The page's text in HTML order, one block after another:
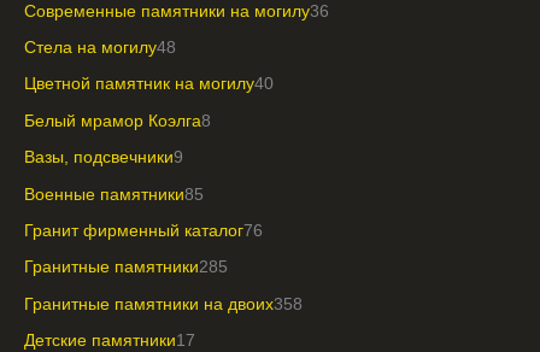
Современные памятники на могилу36
Стела на могилу48
Цветной памятник на могилу40
Белый мрамор Коэлга8
Вазы, подсвечники9
Военные памятники85
Гранит фирменный каталог76
Гранитные памятники285
Гранитные памятники на двоих358
Детские памятники17